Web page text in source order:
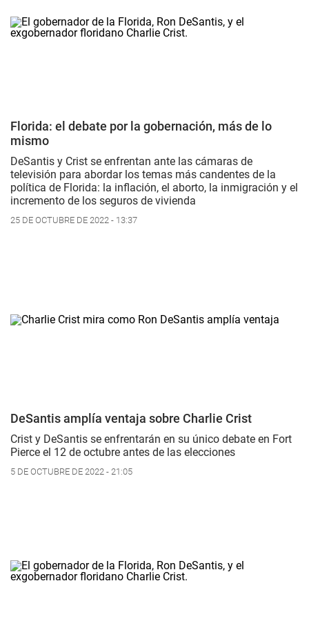
Florida: el debate por la gobernación, más de lo
mismo
DeSantis y Crist se enfrentan ante las cámaras de
televisión para abordar los temas más candentes de la
política de Florida: la inflación, el aborto, la inmigración y el
incremento de los seguros de vivienda
25 DE OCTUBRE DE 2022 - 13:37
DeSantis amplía ventaja sobre Charlie Crist
Crist y DeSantis se enfrentarán en su único debate en Fort
Pierce el 12 de octubre antes de las elecciones
5 DE OCTUBRE DE 2022 - 21:05